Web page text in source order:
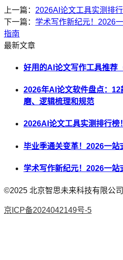
上一篇： 2026AI论文工具实测排
下一篇： 学术写作新纪元！2026
指南
最新文章
好用的AI论文写作工具推荐
2026年AI论文软件盘点：
磨、逻辑梳理和规范
2026AI论文工具实测排行榜
毕业季通关变革！2026一站
学术写作新纪元！2026一
©2025 北京智思未来科技有限公司
京ICP备2024042149号-5